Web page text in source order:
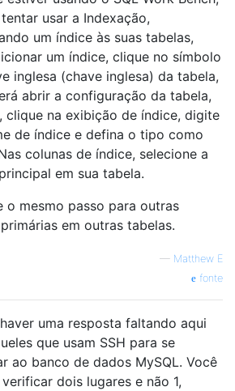
usar a Indexação,
um índice às suas tabelas,
um índice, clique no símbolo
inglesa (chave inglesa) da tabela,
abrir a configuração da tabela,
clique na exibição de índice, digite
de índice e defina o tipo como
colunas de índice, selecione a
em sua tabela.
o mesmo passo para outras
em outras tabelas.
— Matthew E
fonte
uma resposta faltando aqui
que usam SSH para se
ao banco de dados MySQL. Você
dois lugares e não 1,